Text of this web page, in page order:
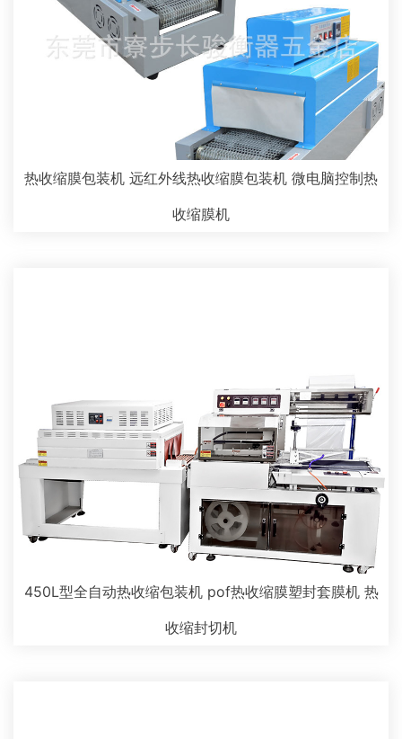
热收缩膜包装机 远红外线热收缩膜包装机 微电脑控制热
收缩膜机
450L型全自动热收缩包装机 pof热收缩膜塑封套膜机 热
收缩封切机